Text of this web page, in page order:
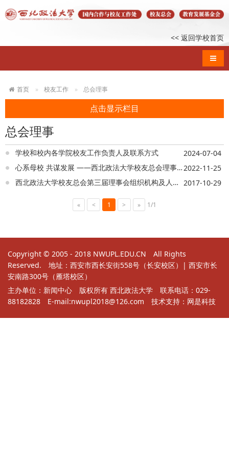
<< 返回学校首页
导航
首页 校友工作 总会理事
点击显示栏目
总会理事
学校和校内各学院校友工作负责人及联系方式
2024-07-04
心系母校 共谋发展 ——西北政法大学校友总会理事会换届暨优秀表彰大会举行 2022-11-25
西北政法大学校友总会第三届理事会组织机构及人员名单
2017-10-29
« < 1 > » 1/1
Copyright © 2005 - 2018 NWUPL.EDU.CN All Rights
Reserved. 地址：西安市西长安街558号（长安校区）| 西安市长
安南路300号（雁塔校区）
主办单位：新闻中心 版权所有 西北政法大学 联系电话：029-
88182828 E-mail:nwupl2018@126.com 技术支持： 网是科技